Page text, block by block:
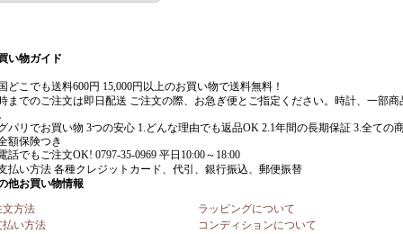
文方法
払い方法
ラッピングについて
コンディションについて